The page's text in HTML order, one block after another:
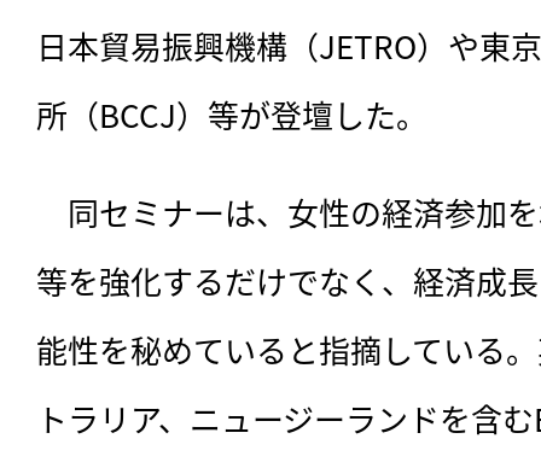
日本貿易振興機構（JETRO）や東
所（BCCJ）等が登壇した。
同セミナーは、女性の経済参加
等を強化するだけでなく、経済成
能性を秘めていると指摘している
トラリア、ニュージーランドを含